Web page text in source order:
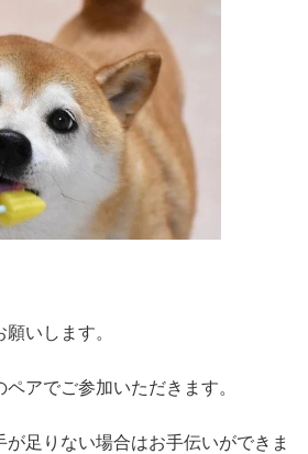
いします。
ペアでご参加いただきます。
が足りない場合はお手伝いができま